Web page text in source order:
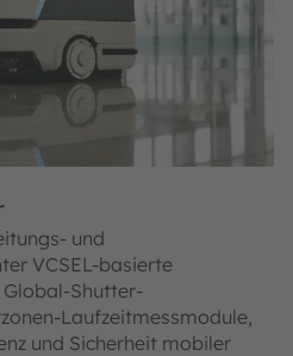
und
VCSEL-basierte
Global-Shutter-
Laufzeitmessmodule,
und Sicherheit mobiler